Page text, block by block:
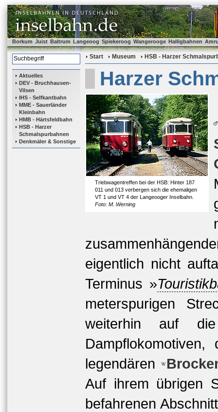
Borkum Juist Baltrum Langeoog Spiekeroog Wangerooge Halligbahnen
Aktuelles
DEV - Bruchhausen-
Vilsen
IHS - Selfkantbahn
MME - Sauerländer
Kleinbahn
HMB - Härtsfeldbahn
HSB - Harzer
Schmalspurbahnen
Denkmäler & Sonstige
Start Museum HSB - Harzer
Harzer
Triebwagentreffen bei der HSB: Hinter 187
011 und 013 verbergen sich die ehemaligen
VT 1 und VT 4 der Langeooger Inselbahn.
Foto: M. Werning
eigentlich nicht
Terminus »
meterspurigen
weiterhin auf die
legendären
Auf ihrem übrigen
befahrenen